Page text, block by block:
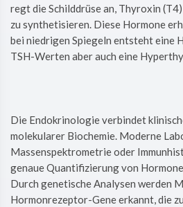
regt die Schilddrüse an, Thyroxin
zu synthetisieren. Diese Hormone
bei niedrigen Spiegeln entsteht eine
TSH-Werten aber auch eine
Die Endokrinologie verbindet
molekularer Biochemie. Moderne
Massenspektrometrie oder
genaue Quantifizierung von
Durch genetische Analysen werden
Hormonrezeptor-Gene erkannt, die